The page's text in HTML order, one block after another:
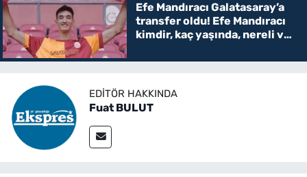
Efe Mandıracı Galatasaray’a
transfer oldu! Efe Mandıracı
kimdir, kaç yaşında, nereli ve
EDITÖR HAKKINDA
Fuat BULUT